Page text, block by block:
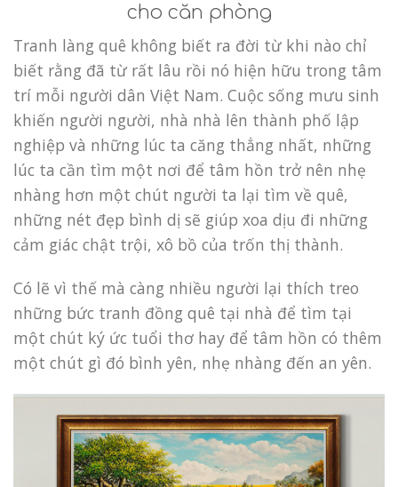
cho căn phòng
Tranh làng quê không biết ra đời từ khi nào chỉ
biết rằng đã từ rất lâu rồi nó hiện hữu trong tâm
trí mỗi người dân Việt Nam. Cuộc sống mưu sinh
khiến người người, nhà nhà lên thành phố lập
nghiệp và những lúc ta căng thẳng nhất, những
lúc ta cần tìm một nơi để tâm hồn trở nên nhẹ
nhàng hơn một chút người ta lại tìm về quê,
những nét đẹp bình dị sẽ giúp xoa dịu đi những
cảm giác chật trội, xô bồ của trốn thị thành.
Có lẽ vì thế mà càng nhiều người lại thích treo
những bức tranh đồng quê tại nhà để tìm tại
một chút ký ức tuổi thơ hay để tâm hồn có thêm
một chút gì đó bình yên, nhẹ nhàng đến an yên.